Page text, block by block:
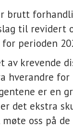
brutt
til revidert
perioden
krevende
hverandre for
er en
det ekstra
oss på